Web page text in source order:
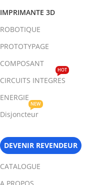
IMPRIMANTE 3D
ROBOTIQUE
PROTOTYPAGE
COMPOSANT
CIRCUITS INTEGRES
HOT
ENERGIE
Disjoncteur
NEW
DEVENIR REVENDEUR
CATALOGUE